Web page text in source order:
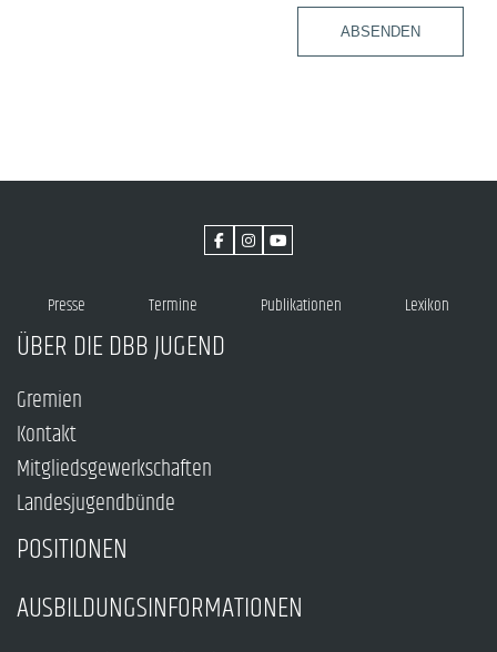
ABSENDEN
Presse Termine Publikationen Lexikon
ÜBER DIE DBB JUGEND
Gremien
Kontakt
Mitgliedsgewerkschaften
Landesjugendbünde
POSITIONEN
AUSBILDUNGSINFORMATIONEN